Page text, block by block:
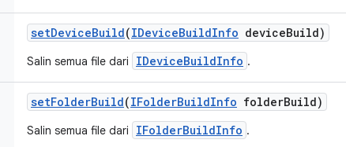
setDeviceBuild(IDeviceBuildInfo deviceBuild)
Salin semua file dari IDeviceBuildInfo .
setFolderBuild(IFolderBuildInfo folderBuild)
Salin semua file dari IFolderBuildInfo .